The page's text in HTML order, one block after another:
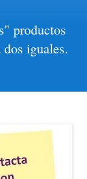
productos
iguales.